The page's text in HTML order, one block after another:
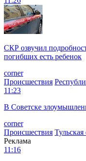
СКР озвучил
погибших есть ребенок
corner
Происшествия
11:23
В Советске
corner
Происшествия Тульская
Реклама
11:16